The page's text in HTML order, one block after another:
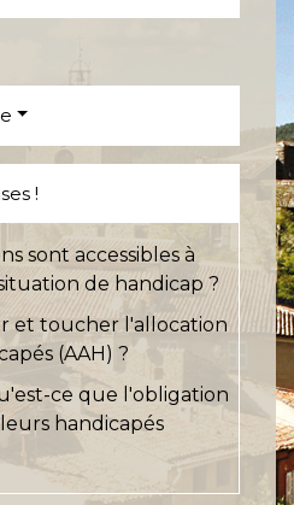
!
sont accessibles à
de handicap ?
et toucher l'allocation
(AAH) ?
ce que l'obligation
handicapés